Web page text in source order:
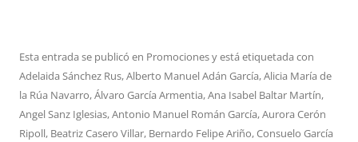
Esta entrada se publicó en Promocionesy está etiquetada con
Adelaida Sánchez Rus,Alberto Manuel Adán García,Alicia María de
la Rúa Navarro,Álvaro García Armentia,Ana Isabel Baltar Martín,
Angel Sanz Iglesias,Antonio Manuel Román García,Aurora Cerón
Ripoll, Beatriz Casero Villar, Bernardo Felipe Ariño,Consuelo García